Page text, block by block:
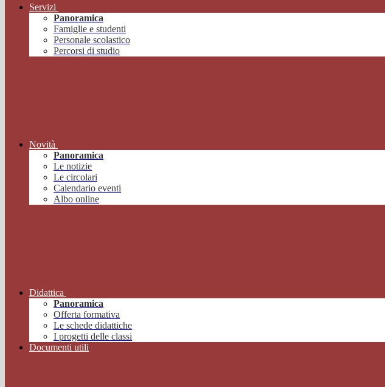
Servizi
Panoramica
Famiglie e studenti
Personale scolastico
Percorsi di studio
Novità
Panoramica
Le notizie
Le circolari
Calendario eventi
Albo online
Didattica
Panoramica
Offerta formativa
Le schede didattiche
I progetti delle classi
Documenti utili